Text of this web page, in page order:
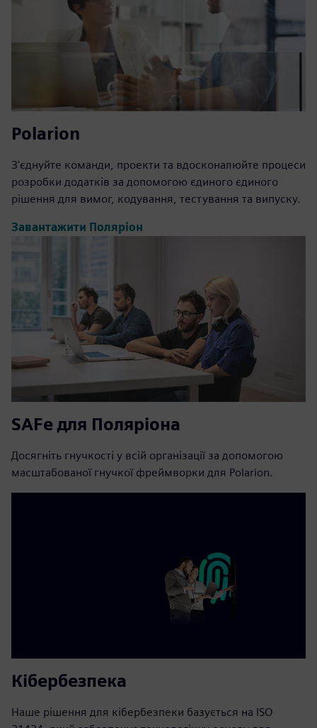
Polarion
З'єднуйте команди, проекти та вдосконалюйте процеси
розробки додатків за допомогою єдиного єдиного
рішення для вимог, кодування, тестування та випуску.
Завантажити Поляріон
SAFe для Поляріона
Досягніть гнучкості у всій організації за допомогою
масштабованої гнучкої фреймворки для Polarion.
Кібербезпека
Наше рішення для кібербезпеки базується на ISO